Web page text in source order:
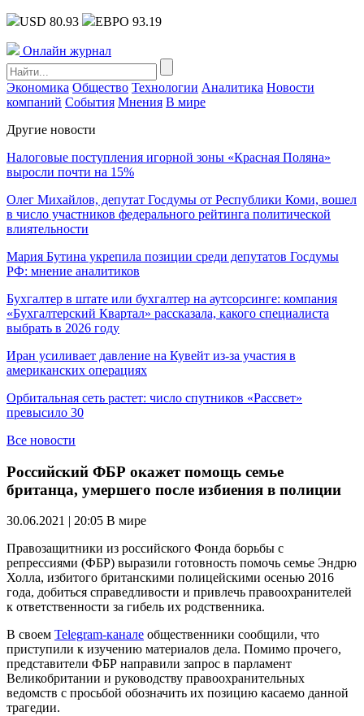
USD 80.93 ЕВРО 93.19
Онлайн журнал
Экономика Общество Технологии Аналитика Новости
компаний События Мнения В мире
Другие новости
Налоговые поступления игорной зоны «Красная Поляна»
выросли почти на 15%
Олег Михайлов, депутат Госдумы от Республики Коми, вошел
в число участников федерального рейтинга политической
влиятельности
Мария Бутина укрепила позиции среди депутатов Госдумы
РФ: мнение аналитиков
Бухгалтер в штате или бухгалтер на аутсорсинге: компания
«Бухгалтерский Квартал» рассказала, какого специалиста
выбрать в 2026 году
Иран усиливает давление на Кувейт из-за участия в
американских операциях
Орбитальная сеть растет: число спутников «Рассвет»
превысило 30
Все новости
Российский ФБР окажет помощь семье
британца, умершего после избиения в полиции
30.06.2021 | 20:05 В мире
Правозащитники из российского Фонда борьбы с
репрессиями (ФБР) выразили готовность помочь семье Эндрю
Холла, избитого британскими полицейскими осенью 2016
года, добиться справедливости и привлечь правоохранителей
к ответственности за гибель их родственника.
В своем Telegram-канале общественники сообщили, что
приступили к изучению материалов дела. Помимо прочего,
представители ФБР направили запрос в парламент
Великобритании и руководству правоохранительных
ведомств с просьбой обозначить их позицию касаемо данной
трагедии.